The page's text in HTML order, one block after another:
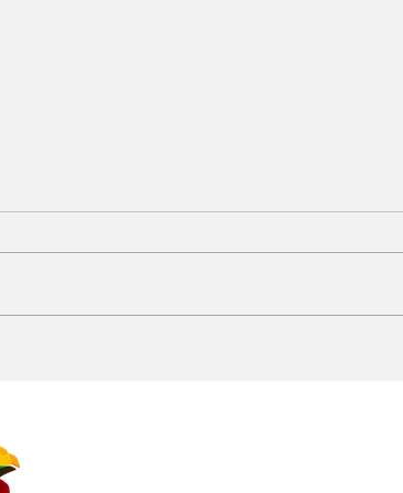
empresário